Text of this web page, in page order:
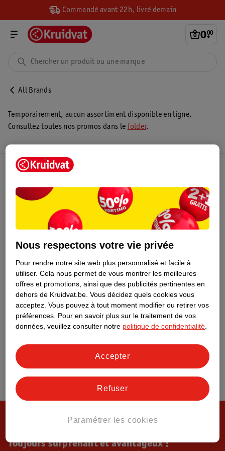
Commandé avant 22h, livré demain
0.
00
All Brands
Temporairement, aucun assortiment disponible en ligne.
Consultez toutes nos promos dans le folder.
Toujours surprenant et avantageux !
Nous respectons votre vie privée
Pour rendre notre site web plus personnalisé et facile à
utiliser. Cela nous permet de vous montrer les meilleures
offres et promotions, ainsi que des publicités pertinentes en
dehors de Kruidvat.be. Vous décidez quels cookies vous
acceptez. Vous pouvez à tout moment modifier ou retirer vos
préférences. Pour en savoir plus sur le traitement de vos
données, veuillez consulter notre politique de confidentialité
Paramétrer les cookies
Refuser
Accepter